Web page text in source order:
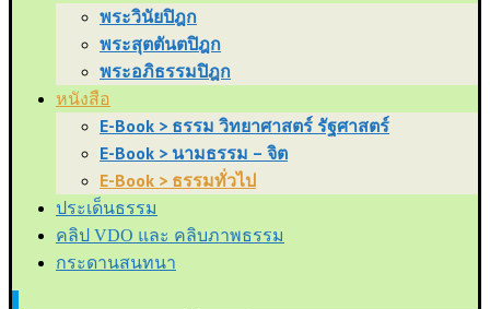
พระวินัยปิฎก
พระสุตตันตปิฎก
พระอภิธรรมปิฎก
หนังสือ
E-Book > ธรรม วิทยาศาสตร์ รัฐศาสตร์
E-Book > นามธรรม – จิต
E-Book > ธรรมทั่วไป
ประเด็นธรรม
คลิป VDO และ คลิบภาพธรรม
กระดานสนทนา